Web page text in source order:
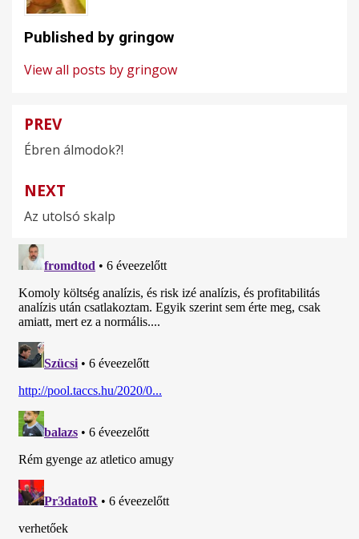
Published by gringow
View all posts by gringow
Bejegyzés
navigáció
PREV
Ébren álmodok?!
NEXT
Az utolsó skalp